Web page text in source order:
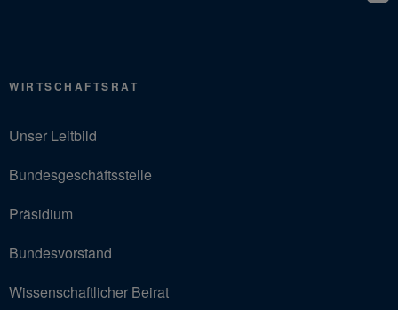
WIRTSCHAFTSRAT
Unser Leitbild
Bundesgeschäftsstelle
Präsidium
Bundesvorstand
Wissenschaftlicher Beirat